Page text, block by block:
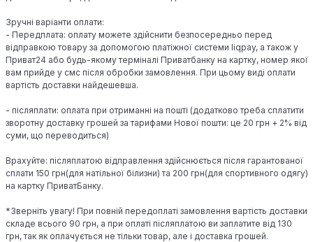
Зручні варіанти оплати:
- Передплата: оплату можете здійснити безпосередньо перед
відправкою товару за допомогою платіжної системи liqpay, а також у
Приват24 або будь-якому терміналі Приватбанку на картку, номер якої
вам прийде у смс після обробки замовлення. При цьому виді оплати
вартість доставки найдешевша.
- післяплати: оплата при отриманні на пошті (додатково треба сплатити
зворотну доставку грошей за тарифами Нової пошти: це 20 грн + 2% від
суми, що переводиться)
Врахуйте: післяплатою відправлення здійснюється після гарантованої
сплати 150 грн(для натільної білизни) та 200 грн(для спортивного одягу)
на картку ПриватБанку.
*Зверніть увагу! При повній передоплаті замовлення вартість доставки
складе всього 90 грн, а при оплаті післяплатою ви заплатите від 130
грн, так як оплачується не тільки товар, але і доставка грошей.